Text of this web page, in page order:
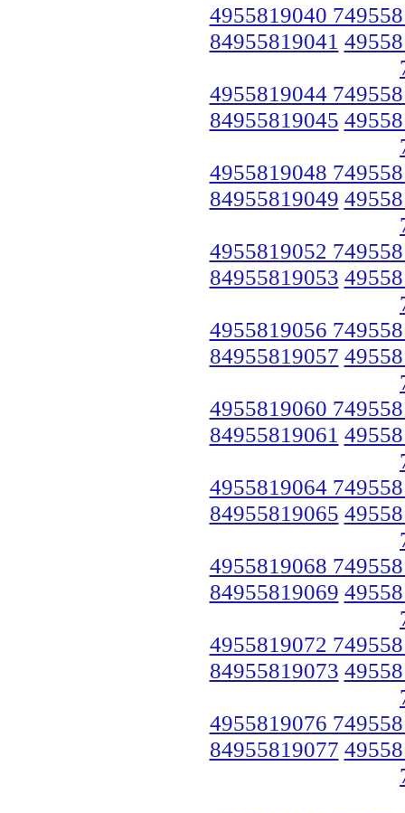
4955819040
84955819041
4955819044
84955819045
4955819048
84955819049
4955819052
84955819053
4955819056
84955819057
4955819060
84955819061
4955819064
84955819065
4955819068
84955819069
4955819072
84955819073
4955819076
84955819077